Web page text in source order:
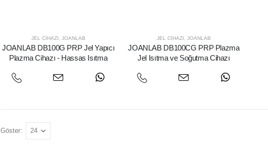
JEL CIHAZI JOANLAB
JOANLAB DB100G PRP Jel Yapıcı
Plazma Cihazı - Hassas Isıtma
JEL CIHAZI JOANLAB
JOANLAB DB100CG PRP Plazma
Jel Isıtma ve Soğutma Cihazı
Göster: